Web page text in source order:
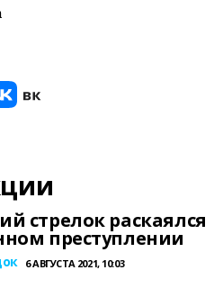
стрелок раскаялся
преступлении
6 АВГУСТА 2021, 10:03